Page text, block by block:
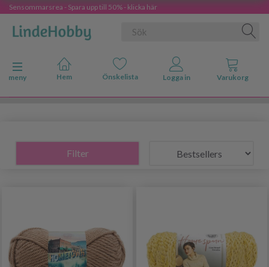
Sensommarsrea - Spara upp till 50% - klicka här
Ändra navigering
meny
Filter